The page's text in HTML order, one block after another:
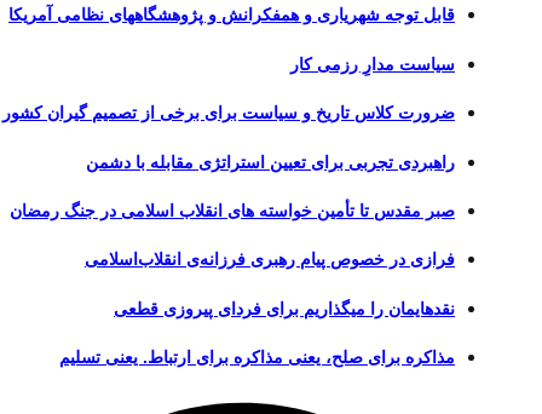
قابل توجه شهریاری و همفکرانش و پژوهشگاههای نظامی آمریکا
سیاست مدارِ رزمی کار
ضرورت کلاس تاریخ و سیاست برای برخی از تصمیم گیران کشور
راهبردی تجربی برای تعیین استراتژی مقابله با دشمن
صبر مقدس تا تأمین خواسته های انقلاب اسلامی در جنگ رمضان
فرازی در خصوص پیام رهبری فرزانه‌ی انقلاب‌اسلامی
نقدهایمان را میگذاریم برای فردای پیروزی قطعی
مذاکره برای صلح، یعنی مذاکره برای ارتباط. یعنی تسلیم